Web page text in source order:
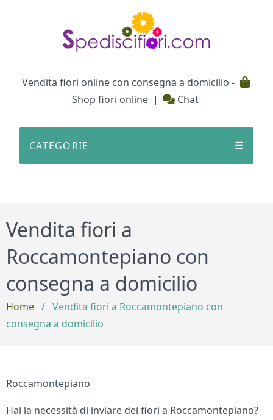
Vendita fiori online con consegna a domicilio -
Shop fiori online | Chat
CATEGORIE ☰
Vendita fiori a
Roccamontepiano con
consegna a domicilio
Home / Vendita fiori a Roccamontepiano con
consegna a domicilio
Roccamontepiano
Hai la necessità di inviare dei fiori a Roccamontepiano?